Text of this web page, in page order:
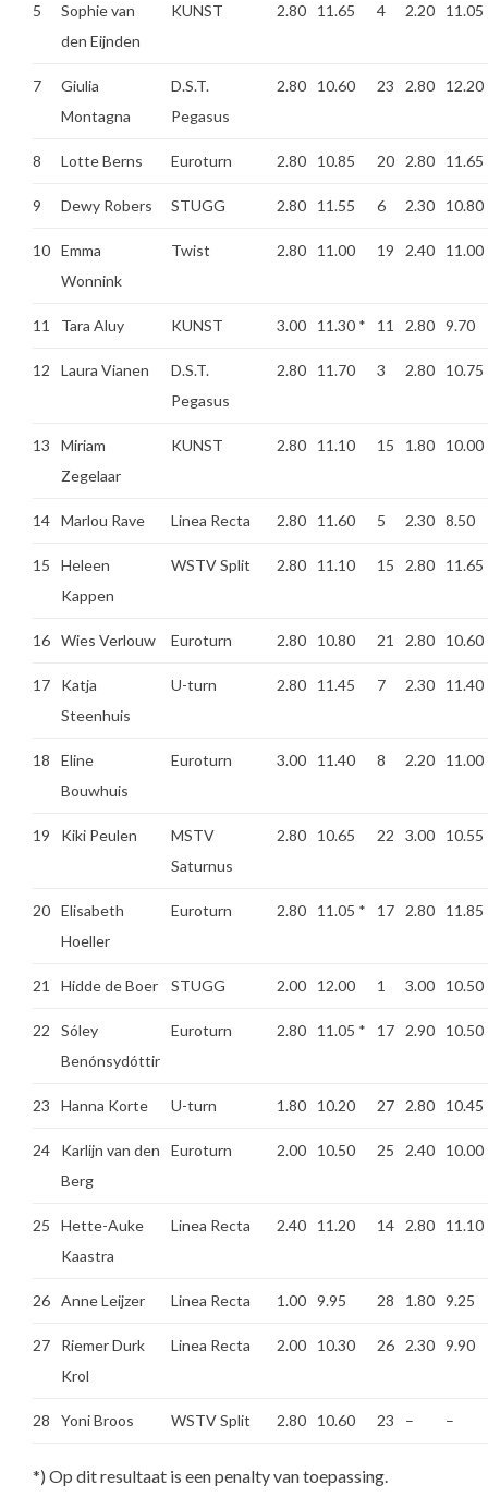
5
Sophie van
den Eijnden
KUNST 2.80 11.65 4 2.20 11.05
7
Giulia
Montagna
D.S.T.
Pegasus
2.80 10.60 23 2.80 12.20
8 Lotte Berns Euroturn 2.80 10.85 20 2.80 11.65
9 Dewy Robers STUGG 2.80 11.55 6 2.30 10.80
10 Emma
Wonnink
Twist 2.80 11.00 19 2.40 11.00
11 Tara Aluy KUNST 3.00 11.30 * 11 2.80 9.70
12 Laura Vianen
D.S.T.
Pegasus
2.80 11.70 3 2.80 10.75
13
Miriam
Zegelaar
KUNST 2.80 11.10 15 1.80 10.00
14 Marlou Rave Linea Recta 2.80 11.60 5 2.30 8.50
15
Heleen
Kappen
WSTV Split 2.80 11.10 15 2.80 11.65
16 Wies Verlouw Euroturn 2.80 10.80 21 2.80 10.60
17
Katja
Steenhuis
U-turn 2.80 11.45 7 2.30 11.40
18
Eline
Bouwhuis
Euroturn 3.00 11.40 8 2.20 11.00
19 Kiki Peulen
MSTV
Saturnus
2.80 10.65 22 3.00 10.55
20 Elisabeth
Hoeller
Euroturn 2.80 11.05 * 17 2.80 11.85
21 Hidde de Boer STUGG 2.00 12.00 1 3.00 10.50
22
Sóley
Benónsydóttir
Euroturn 2.80 11.05 * 17 2.90 10.50
23 Hanna Korte U-turn 1.80 10.20 27 2.80 10.45
24
Karlijn van den
Berg
Euroturn 2.00 10.50 25 2.40 10.00
25
Hette-Auke
Kaastra
Linea Recta 2.40 11.20 14 2.80 11.10
26 Anne Leijzer Linea Recta 1.00 9.95 28 1.80 9.25
27
Riemer Durk
Krol
Linea Recta 2.00 10.30 26 2.30 9.90
28 Yoni Broos WSTV Split 2.80 10.60 23 – –
*) Op dit resultaat is een penalty van toepassing.